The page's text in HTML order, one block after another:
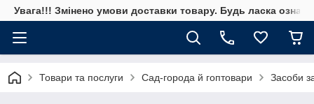
Увага!!! Змінено умови доставки товару. Будь ласка
Товари та послуги Сад-города й гоптовари Засоби